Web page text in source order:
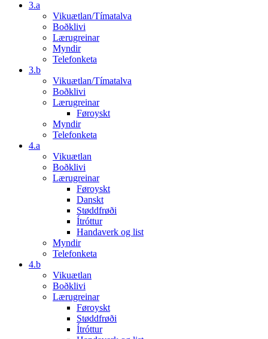
3.a
Vikuætlan/Tímatalva
Boðklivi
Lærugreinar
Myndir
Telefonketa
3.b
Vikuætlan/Tímatalva
Boðklivi
Lærugreinar
Føroyskt
Myndir
Telefonketa
4.a
Vikuætlan
Boðklivi
Lærugreinar
Føroyskt
Danskt
Støddfrøði
Ítróttur
Handaverk og list
Myndir
Telefonketa
4.b
Vikuætlan
Boðklivi
Lærugreinar
Føroyskt
Støddfrøði
Ítróttur